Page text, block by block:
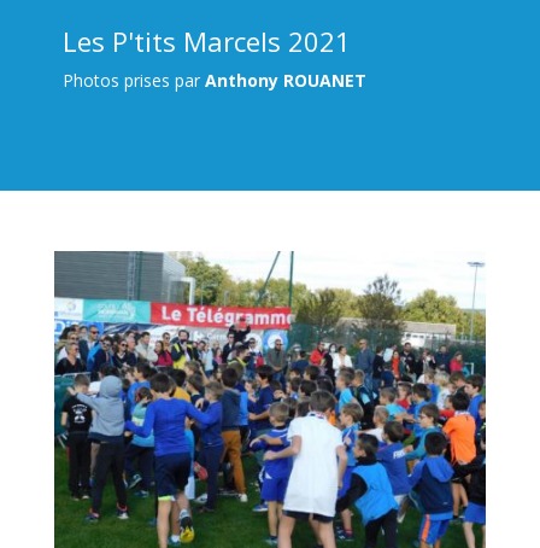
Les P'tits Marcels 2021
Photos prises par Anthony ROUANET